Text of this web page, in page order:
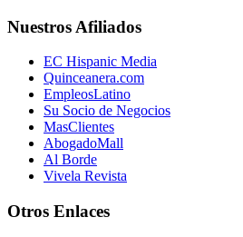
Nuestros Afiliados
EC Hispanic Media
Quinceanera.com
EmpleosLatino
Su Socio de Negocios
MasClientes
AbogadoMall
Al Borde
Vivela Revista
Otros Enlaces